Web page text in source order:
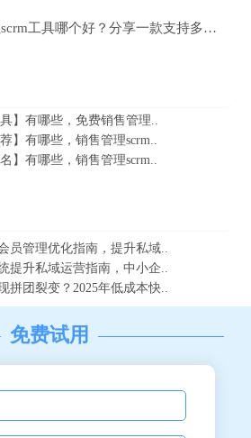
工具哪个好？分享一款支持多平台的
】有哪些，免费销售管理..
】有哪些，销售管理scrm..
】有哪些，销售管理scrm..
员管理优化指南，提升私域..
提升私域运营指南，中小企..
拼团裂变？2025年低成本快..
免费试用